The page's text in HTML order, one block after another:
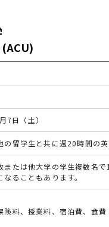
7日（土）
の留学生と共に週20時間の
または他大学の学生複数名
ることもあります。
料、授業料、宿泊費、食